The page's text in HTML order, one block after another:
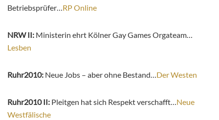
Betriebsprüfer…RP Online
NRW II: Ministerin ehrt Kölner Gay Games Orgateam…
Lesben
Ruhr2010: Neue Jobs – aber ohne Bestand…Der Westen
Ruhr2010 II: Pleitgen hat sich Respekt verschafft…Neue
Westfälische